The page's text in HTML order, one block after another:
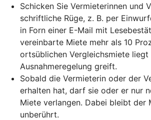
Schicken Sie Vermieterinnen und
schriftliche Rüge, z. B. per
in Forn einer E-Mail mit
vereinbarte Miete mehr als 10
ortsüblichen Vergleichsmiete liegt
Ausnahmeregelung greift.
Sobald die Vermieterin oder der
erhalten hat, darf sie oder er nur
Miete verlangen. Dabei bleibt der
unberührt.